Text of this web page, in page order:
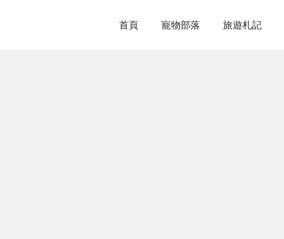
首頁 寵物部落 旅遊札記